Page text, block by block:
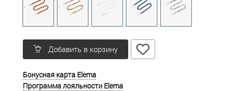
Добавить в корзину
Бонусная карта Elema
Программа лояльности Elema